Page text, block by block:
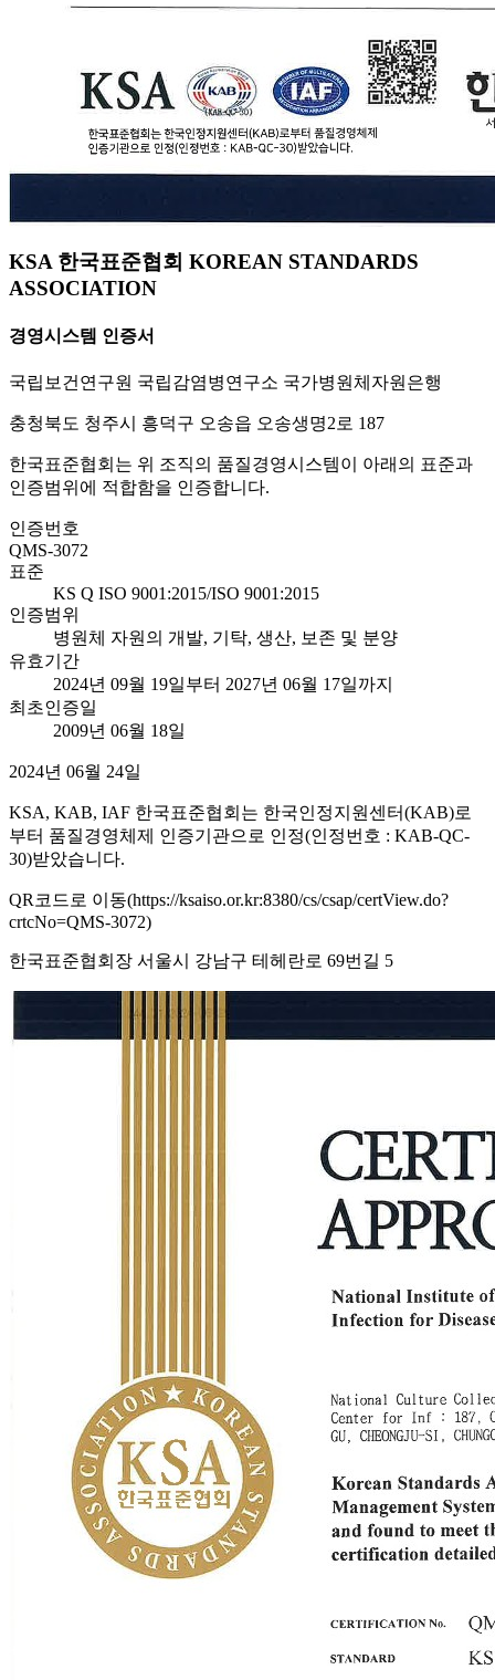
KSA 한국표준협회 KOREAN STANDARDS
ASSOCIATION
경영시스템 인증서
국립보건연구원 국립감염병연구소 국가병원체자원은행
충청북도 청주시 흥덕구 오송읍 오송생명2로 187
한국표준협회는 위 조직의 품질경영시스템이 아래의 표준과
인증범위에 적합함을 인증합니다.
인증번호
QMS-3072
표준
KS Q ISO 9001:2015/ISO 9001:2015
인증범위
병원체 자원의 개발, 기탁, 생산, 보존 및 분양
유효기간
2024년 09월 19일부터 2027년 06월 17일까지
최초인증일
2009년 06월 18일
2024년 06월 24일
KSA, KAB, IAF 한국표준협회는 한국인정지원센터(KAB)로
부터 품질경영체제 인증기관으로 인정(인정번호 : KAB-QC-
30)받았습니다.
QR코드로 이동(https://ksaiso.or.kr:8380/cs/csap/certView.do?
crtcNo=QMS-3072)
한국표준협회장 서울시 강남구 테헤란로 69번길 5